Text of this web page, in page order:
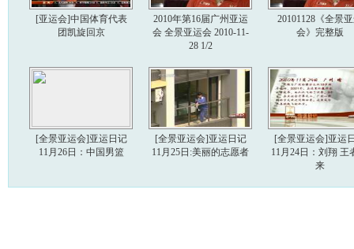
[亚运会]中国体育代表
团凯旋回京
2010年第16届广州亚运
会 全景亚运会 2010-11-
28 1/2
20101128《全景
会》完整版
[全景亚运会]亚运日记
11月26日：中国男篮
[全景亚运会]亚运日记
11月25日:美丽的志愿者
[全景亚运会]亚运
11月24日：刘翔 王
来